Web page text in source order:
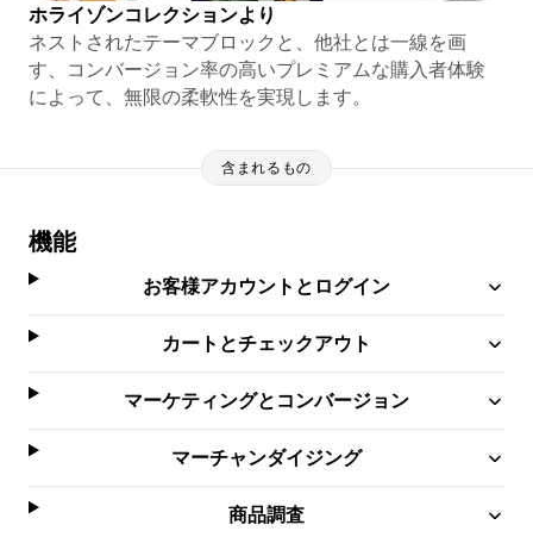
ホライゾンコレクションより
ネストされたテーマブロックと、他社とは一線を画
す、コンバージョン率の高いプレミアムな購入者体験
によって、無限の柔軟性を実現します。
含まれるもの
機能
お客様アカウントとログイン
カートとチェックアウト
マーケティングとコンバージョン
マーチャンダイジング
商品調査